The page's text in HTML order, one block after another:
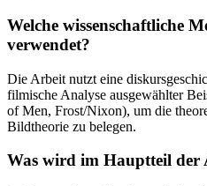
Welche wissenschaftliche
verwendet?
Die Arbeit nutzt eine
filmische Analyse ausgewählter
of Men, Frost/Nixon), um die
Bildtheorie zu belegen.
Was wird im Hauptteil der